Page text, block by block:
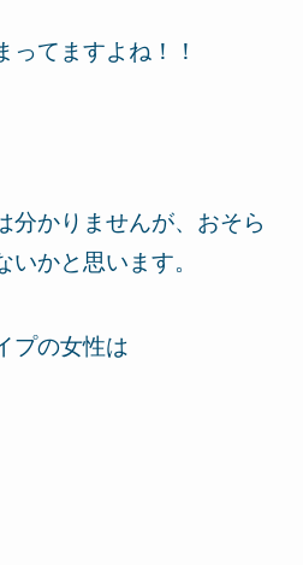
ってますよね！！
分かりませんが、おそら
いかと思います。
プの女性は